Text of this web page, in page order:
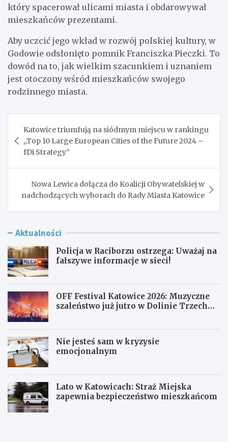
który spacerował ulicami miasta i obdarowywał
mieszkańców prezentami.
Aby uczcić jego wkład w rozwój polskiej kultury, w
Godowie odsłonięto pomnik Franciszka Pieczki. To
dowód na to, jak wielkim szacunkiem i uznaniem
jest otoczony wśród mieszkańców swojego
rodzinnego miasta.
wpisu
Katowice triumfują na siódmym miejscu w rankingu
„Top 10 Large European Cities of the Future 2024 –
fDi Strategy”
Nowa Lewica dołącza do Koalicji Obywatelskiej w
nadchodzących wyborach do Rady Miasta Katowice
Aktualności
Policja w Raciborzu ostrzega: Uważaj na
fałszywe informacje w sieci!
OFF Festival Katowice 2026: Muzyczne
szaleństwo już jutro w Dolinie Trzech
Nie jesteś sam w kryzysie
emocjonalnym
Lato w Katowicach: Straż Miejska
zapewnia bezpieczeństwo mieszkańcom
P
O